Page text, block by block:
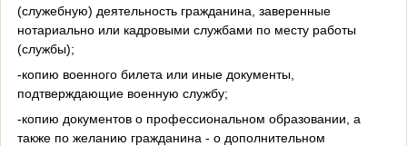
(служебную) деятельность гражданина, заверенные
нотариально или кадровыми службами по месту работы
(службы);
-копию военного билета или иные документы,
подтверждающие военную службу;
-копию документов о профессиональном образовании, а
также по желанию гражданина - о дополнительном